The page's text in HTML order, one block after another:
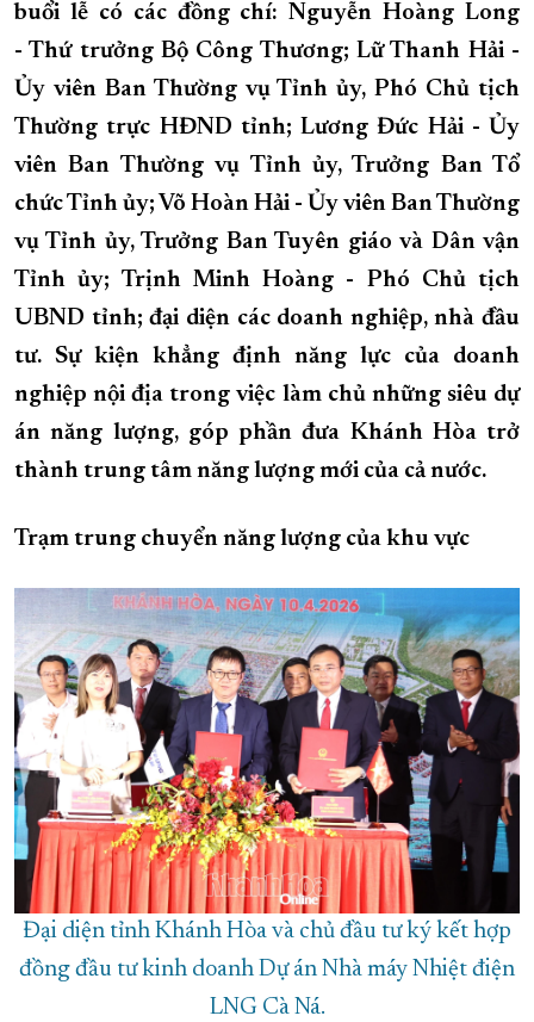
XÂY DỰNG KHÁNH HÒA TRỞ THÀNH THÀNH PHỐ TRỰC THUỘC
ĐẠI HỘI ĐẢNG CÁC CẤP TRANG CHỦ VỀ BÁO KHÁNH HÒA
buổi lễ có các đồng chí: Nguyễn Hoàng Long
- Thứ trưởng Bộ Công Thương; Lữ Thanh Hải -
Ủy viên Ban Thường vụ Tỉnh ủy, Phó Chủ tịch
Thường trực HĐND tỉnh; Lương Đức Hải - Ủy
viên Ban Thường vụ Tỉnh ủy, Trưởng Ban Tổ
chức Tỉnh ủy; Võ Hoàn Hải - Ủy viên Ban Thường
vụ Tỉnh ủy, Trưởng Ban Tuyên giáo và Dân vận
Tỉnh ủy; Trịnh Minh Hoàng - Phó Chủ tịch
UBND tỉnh; đại diện các doanh nghiệp, nhà đầu
tư. Sự kiện khẳng định năng lực của doanh
nghiệp nội địa trong việc làm chủ những siêu dự
án năng lượng, góp phần đưa Khánh Hòa trở
thành trung tâm năng lượng mới của cả nước.
Trạm trung chuyển năng lượng của khu vực
Đại diện tỉnh Khánh Hòa và chủ đầu tư ký kết hợp
đồng đầu tư kinh doanh Dự án Nhà máy Nhiệt điện
LNG Cà Ná.